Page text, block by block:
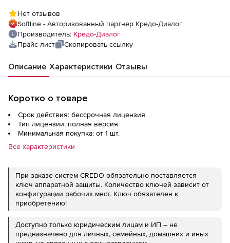
Нет отзывов
Softline - Авторизованный партнер Кредо-Диалог
Производитель: Кредо-Диалог
Прайс-лист
Скопировать ссылку
Описание Характеристики Отзывы
Коротко о товаре
Срок действия: бессрочная лицензия
Тип лицензии: полная версия
Минимальная покупка: от 1 шт.
Все характеристики
При заказе систем CREDO обязательно поставляется
ключ аппаратной защиты. Количество ключей зависит от
конфигурации рабочих мест. Ключ обязателен к
приобретению!
Доступно только юридическим лицам и ИП – не
предназначено для личных, семейных, домашних и иных